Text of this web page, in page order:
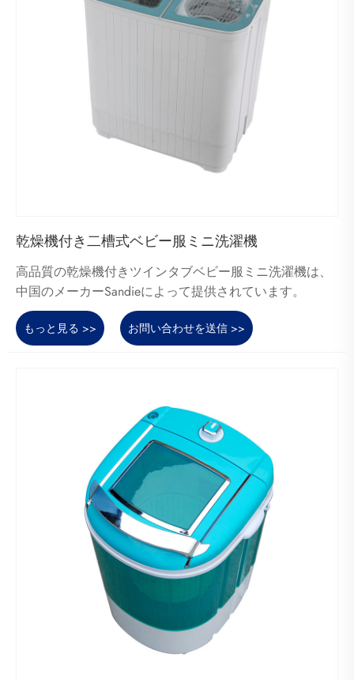
乾燥機付き二槽式ベビー服ミニ洗濯機
高品質の乾燥機付きツインタブベビー服ミニ洗濯機は、
中国のメーカーSandieによって提供されています。
もっと見る >> お問い合わせを送信 >>